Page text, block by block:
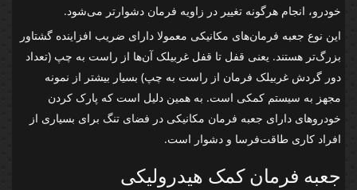
خودرو، انجام هرگونه تغییر در زاویه فرمان دشوارتر می‌شود.
این نوع جعبه فرمان‌های مکانیکی معمولا دارای ضریب افزاینده گشتاور
بزرگ‌تر هستند. یعنی قفل تا قفل غربیلک آن‌ها از راست به چپ (تعداد
دور گردش غربیلک فرمان از راست به چپ) بسیار بیشتر از نمونه
مجهز به سیستم کمکی است. به همین دلیل است که پارک کردن
خودروهای دارای جعبه فرمان مکانیکی در فضای تنگ برای بسیاری از
افراد کاری طاقت‌فرسا و دشوار است.
جعبه فرمان کمک هیدرولیکی